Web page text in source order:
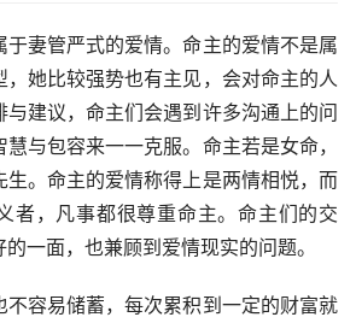
妻管严式的爱情。命主的爱情不是属
她比较强势也有主见，会对命主的人
建议，命主们会遇到许多沟通上的问
与包容来一一克服。命主若是女命，
生。命主的爱情称得上是两情相悦，而
者，凡事都很尊重命主。命主们的交
一面，也兼顾到爱情现实的问题。
容易储蓄，每次累积到一定的财富就